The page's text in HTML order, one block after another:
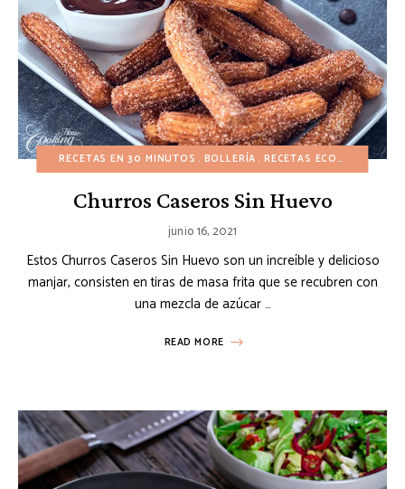
RECETAS EN 30 MINUTOS BOLLERÍA RECETAS ECONÓMICAS
Churros Caseros Sin Huevo
junio 16, 2021
Estos Churros Caseros Sin Huevo son un increíble y delicioso
manjar, consisten en tiras de masa frita que se recubren con
una mezcla de azúcar …
READ MORE